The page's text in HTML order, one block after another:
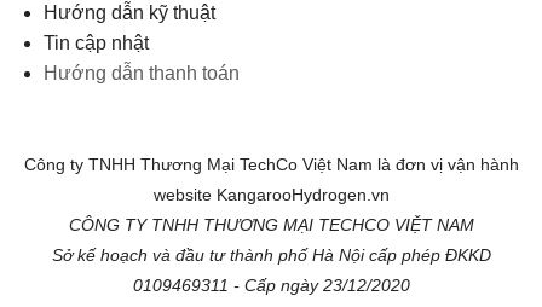
Hướng dẫn kỹ thuật
Tin cập nhật
Hướng dẫn thanh toán
Công ty TNHH Thương Mại TechCo Việt Nam là đơn vị vận hành
website KangarooHydrogen.vn
CÔNG TY TNHH THƯƠNG MẠI TECHCO VIỆT NAM
Sở kế hoạch và đầu tư thành phố Hà Nội cấp phép ĐKKD
0109469311 - Cấp ngày 23/12/2020